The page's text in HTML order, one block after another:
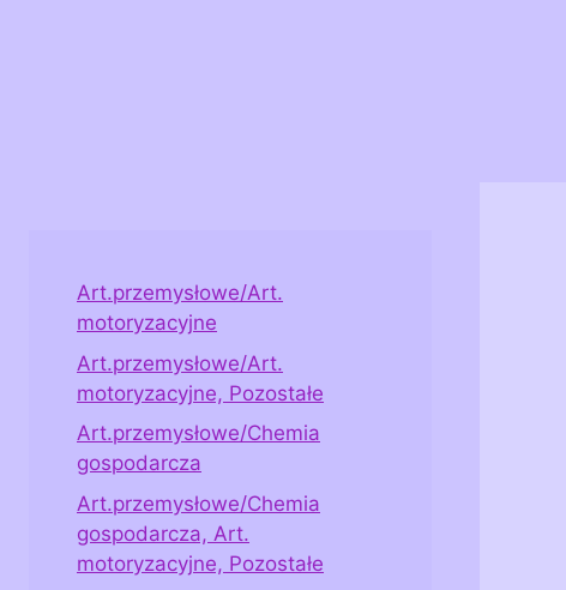
Art.przemysłowe/Art.
motoryzacyjne
Art.przemysłowe/Art.
motoryzacyjne, Pozostałe
Art.przemysłowe/Chemia
gospodarcza
Art.przemysłowe/Chemia
gospodarcza, Art.
motoryzacyjne, Pozostałe